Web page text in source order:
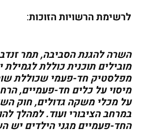
לרשימת הרשויות הזוכות:
השרה להגנת הסביבה, תמר
מובילים תוכנית כוללת לגמילת
מפלסטיק חד-פעמי שכוללת
מיסוי על כלים חד-פעמיים,
על מכלי משקה גדולים, חוק
במרחב הציבורי ועוד. למהלך
החד-פעמיים מגני הילדים יש